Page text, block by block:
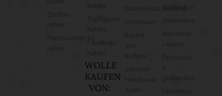
Stofftier
Patchworkdecke
häkeln
Topflappen
häkeln
Fäustlinge
häkeln
WOLLE
KAUFEN
VON:
Datenschutzerklärung
Kultur
Wolllexikon
Sticklexikon
Makramee-
Lexikon
Patchwork-
&
Quiltlexikon
Filzlexikon